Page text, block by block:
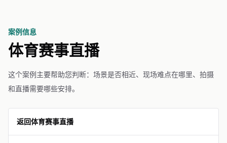
案例信息
体育赛事直播
这个案例主要帮助您判断：场景是否相近、现场难点在哪里、拍摄
和直播需要哪些安排。
返回体育赛事直播